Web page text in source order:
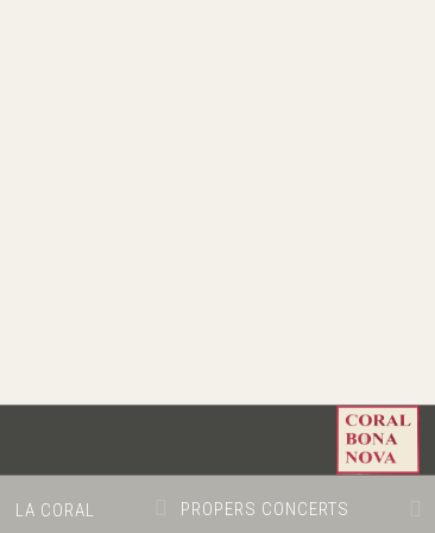
LA CORAL PROPERS CONCERTS